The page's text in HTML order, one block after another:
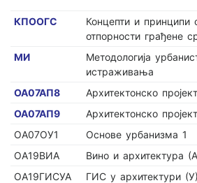
КПООГС
Концепти и принципи
отпорности грађене
МИ
Методологија
истраживања
ОА07АП8
Архитектонско
ОА07АП9
Архитектонско
ОА07ОУ1
Основе урбанизма 1
ОА19ВИА
Вино и архитектура
ОА19ГИСУА
ГИС у архитектури (У)